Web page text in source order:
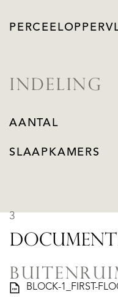
INDELING
AANTAL
SLAAPKAMERS
3
BLOCK-1_FIRST-